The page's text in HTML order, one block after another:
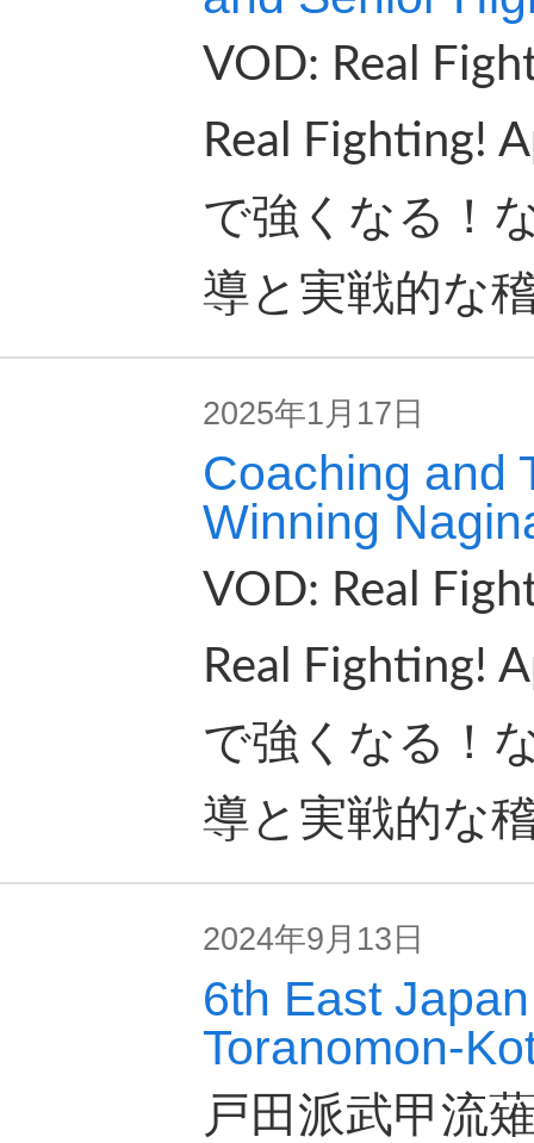
VOD: Real
Real Fighting!
で強くなる！
導と実戦的な
2025年1月17日
Coaching and
Winning
VOD: Real
Real Fighting!
で強くなる！
導と実戦的な
2024年9月13日
6th East
Toranomon-
戸田派武甲流